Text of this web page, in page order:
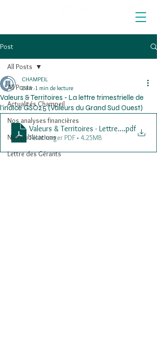
Post
All Posts
Actualités Champeil
Nos analyses financières
Nos publications
Lettre des Gérants
All Posts
Valeurs & Territoires - La lettre trimestrielle de
l’indice GSO25 (Valeurs du Grand Sud Ouest)
CHAMPEIL
2 avr. 1 min de lecture
Valeurs & Territoires - Lettre Trimestrielle
.pdf
Télécharger PDF • 4.25MB